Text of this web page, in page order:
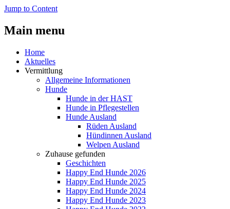
Jump to Content
Main menu
Home
Aktuelles
Vermittlung
Allgemeine Informationen
Hunde
Hunde in der HAST
Hunde in Pflegestellen
Hunde Ausland
Rüden Ausland
Hündinnen Ausland
Welpen Ausland
Zuhause gefunden
Geschichten
Happy End Hunde 2026
Happy End Hunde 2025
Happy End Hunde 2024
Happy End Hunde 2023